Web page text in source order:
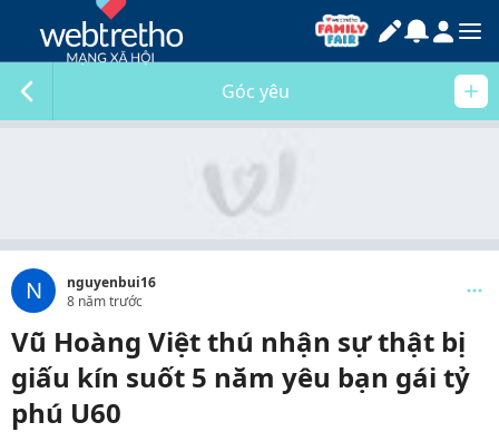
Góc yêu
N
nguyenbui16
8 năm trước
Vũ Hoàng Việt thú nhận sự thật bị
giấu kín suốt 5 năm yêu bạn gái tỷ
phú U60